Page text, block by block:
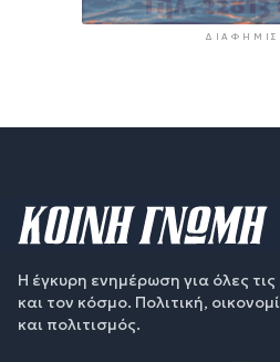
Η έγκυρη ενημέρωση για όλες
και τον κόσμο. Πολιτική,
και πολιτισμός.